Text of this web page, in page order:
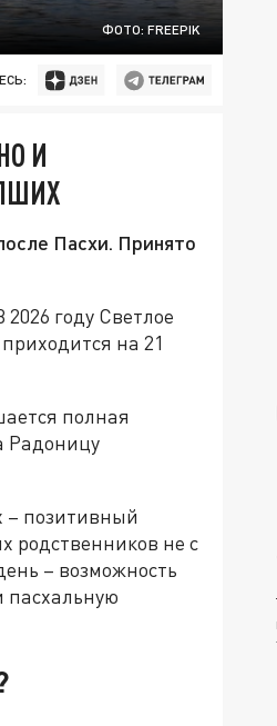
ФОТО: FREEPIK
И
Пасхи. Принято
году Светлое
на 21
полная
Радоницу
– позитивный
родственников не с
– возможность
пасхальную